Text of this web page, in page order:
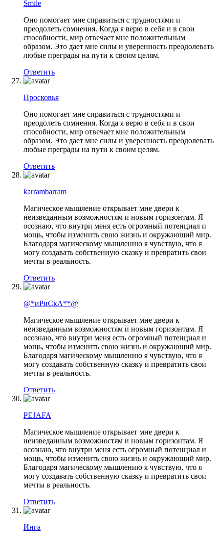
Smile
Оно помогает мне справиться с трудностями и
преодолеть сомнения. Когда я верю в себя и в свои
способности, мир отвечает мне положительным
образом. Это дает мне силы и уверенность преодолевать
любые преграды на пути к своим целям.
Ответить
Просковья
Оно помогает мне справиться с трудностями и
преодолеть сомнения. Когда я верю в себя и в свои
способности, мир отвечает мне положительным
образом. Это дает мне силы и уверенность преодолевать
любые преграды на пути к своим целям.
Ответить
karrambarram
Магическое мышление открывает мне двери к
неизведанным возможностям и новым горизонтам. Я
осознаю, что внутри меня есть огромный потенциал и
мощь, чтобы изменить свою жизнь и окружающий мир.
Благодаря магическому мышлению я чувствую, что я
могу создавать собственную сказку и превратить свои
мечты в реальность.
Ответить
@*иРиСкА**@
Магическое мышление открывает мне двери к
неизведанным возможностям и новым горизонтам. Я
осознаю, что внутри меня есть огромный потенциал и
мощь, чтобы изменить свою жизнь и окружающий мир.
Благодаря магическому мышлению я чувствую, что я
могу создавать собственную сказку и превратить свои
мечты в реальность.
Ответить
PEJAFA
Магическое мышление открывает мне двери к
неизведанным возможностям и новым горизонтам. Я
осознаю, что внутри меня есть огромный потенциал и
мощь, чтобы изменить свою жизнь и окружающий мир.
Благодаря магическому мышлению я чувствую, что я
могу создавать собственную сказку и превратить свои
мечты в реальность.
Ответить
Инга